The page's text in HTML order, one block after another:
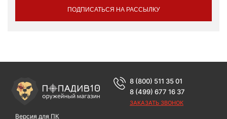
ПОДПИСАТЬСЯ НА РАССЫЛКУ
Версия для ПК
8 (800) 511 35 01
8 (499) 677 16 37
ЗАКАЗАТЬ ЗВОНОК